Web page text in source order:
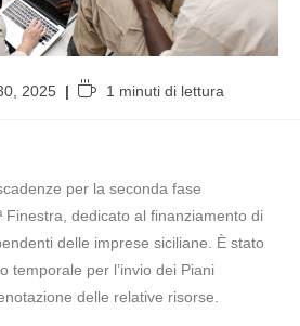
2025 1 minuti di lettura
per la seconda fase
Finestra, dedicato al finanziamento di
delle imprese siciliane. È stato
temporale per l’invio dei Piani
delle relative risorse.